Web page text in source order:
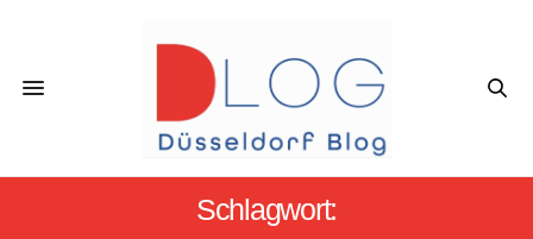
Schlagwort: